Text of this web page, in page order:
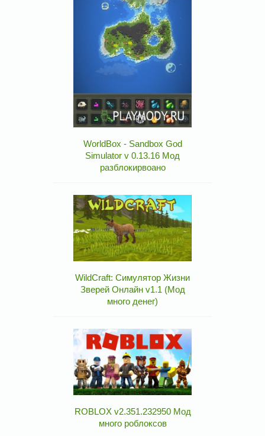
WorldBox - Sandbox God
Simulator v 0.13.16 Мод
разблокирвоано
WildCraft: Симулятор Жизни
Зверей Онлайн v1.1 (Мод
много денег)
ROBLOX v2.351.232950 Мод
много роблоксов